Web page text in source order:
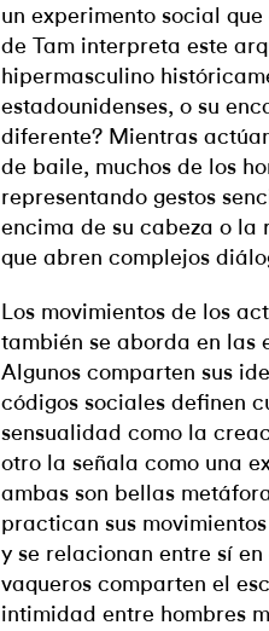
un experimento social
de Tam interpreta este
hipermasculino
estadounidenses, o su
diferente? Mientras
de baile, muchos de los
representando gestos
encima de su cabeza o
que abren complejos
Los movimientos de los
también se aborda en las
Algunos comparten sus
códigos sociales definen
sensualidad como la
otro la señala como una
ambas son bellas
practican sus
y se relacionan entre sí
vaqueros comparten el
intimidad entre hombres